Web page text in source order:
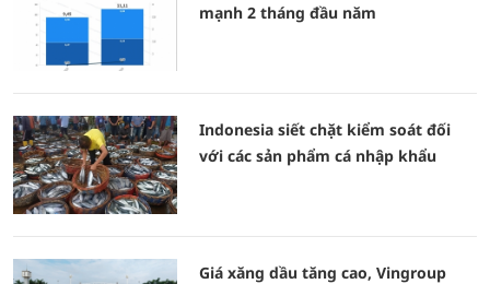
mạnh 2 tháng đầu năm
Indonesia siết chặt kiểm soát đối
với các sản phẩm cá nhập khẩu
Giá xăng dầu tăng cao, Vingroup